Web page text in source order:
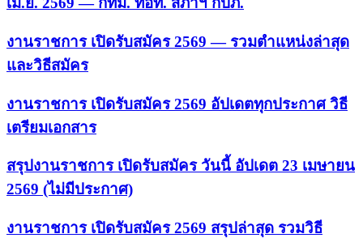
งานราชการ เปิดรับสมัคร 2569 — รวมตำแหน่งล่าสุด
และวิธีสมัคร
งานราชการ เปิดรับสมัคร 2569 อัปเดตทุกประกาศ วิธี
เตรียมเอกสาร
สรุปงานราชการ เปิดรับสมัคร วันนี้ อัปเดต 23 เมษายน
2569 (ไม่มีประกาศ)
งานราชการ เปิดรับสมัคร 2569 สรุปล่าสุด รวมวิธี